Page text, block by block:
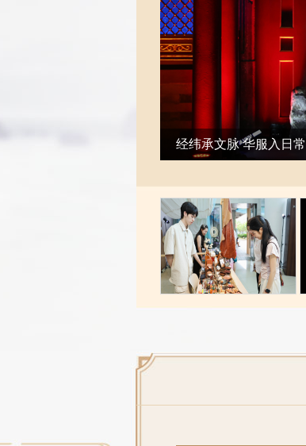
经纬承文脉 华服入日常